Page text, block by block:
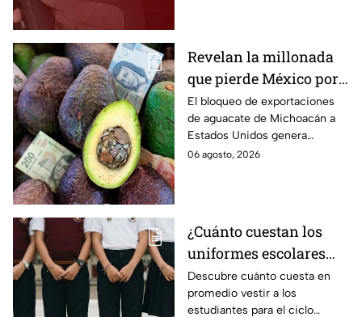
Revelan la millonada
que pierde México por
el bloqueo de Estados
Unidos al aguate de
Michoacán
El bloqueo de exportaciones
de aguacate de Michoacán a
Estados Unidos genera
pérdidas millonarias.
06 agosto, 2026
¿Cuánto cuestan los
uniformes escolares
para el regreso a clases
2026, según su grado?
Descubre cuánto cuesta en
promedio vestir a los
estudiantes para el ciclo